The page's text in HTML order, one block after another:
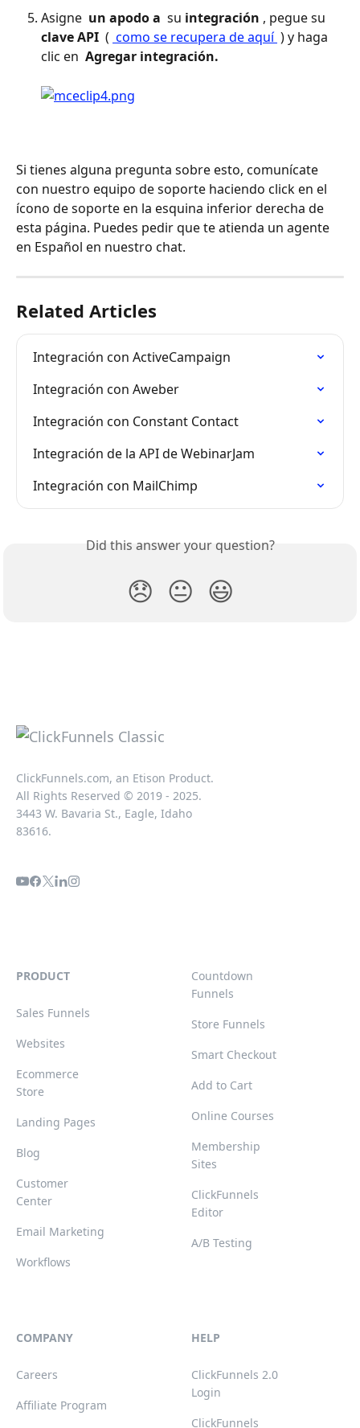
Asigne un apodo a su integración , pegue su
clave API ( como se recupera de aquí ) y haga
clic en Agregar integración.
Si tienes alguna pregunta sobre esto, comunícate
con nuestro equipo de soporte haciendo click en el
ícono de soporte en la esquina inferior derecha de
esta página. Puedes pedir que te atienda un agente
en Español en nuestro chat.
Related Articles
Integración con ActiveCampaign
Integración con Aweber
Integración con Constant Contact
Integración de la API de WebinarJam
Integración con MailChimp
Did this answer your question?
😞 😐 😃
ClickFunnels.com, an Etison Product.
All Rights Reserved © 2019 - 2025.
3443 W. Bavaria St., Eagle, Idaho
83616.
PRODUCT
Sales Funnels
Websites
Ecommerce
Store
Landing Pages
Blog
Customer
Center
Email Marketing
Workflows
Countdown
Funnels
Store Funnels
Smart Checkout
Add to Cart
Online Courses
Membership
Sites
ClickFunnels
Editor
A/B Testing
COMPANY
Careers
Affiliate Program
HELP
ClickFunnels 2.0
Login
ClickFunnels